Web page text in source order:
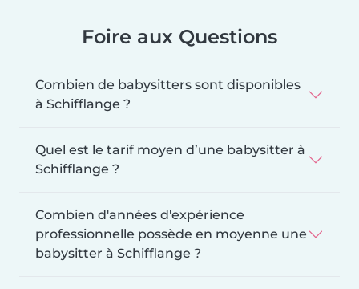
Foire aux Questions
Combien de babysitters sont disponibles
à Schifflange ?
Quel est le tarif moyen d’une babysitter à
Schifflange ?
Combien d'années d'expérience
professionnelle possède en moyenne une
babysitter à Schifflange ?